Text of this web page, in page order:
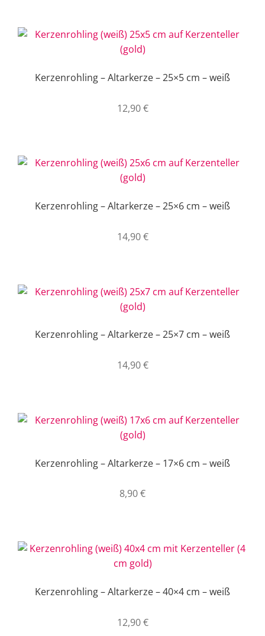
Kerzenrohling – Altarkerze – 25×5 cm – weiß
12,90€
Kerzenrohling – Altarkerze – 25×6 cm – weiß
14,90€
Kerzenrohling – Altarkerze – 25×7 cm – weiß
14,90€
Kerzenrohling – Altarkerze – 17×6 cm – weiß
8,90€
Kerzenrohling – Altarkerze – 40×4 cm – weiß
12,90€